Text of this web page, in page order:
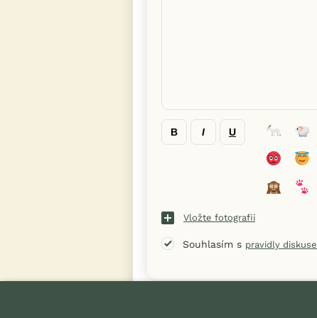
B I U
Vložte fotografii
Souhlasím s pravidly diskuse